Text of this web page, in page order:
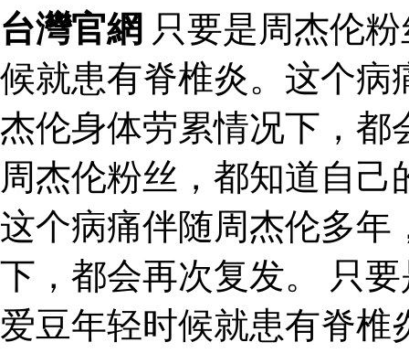
台灣官網 只要是周杰伦
候就患有脊椎炎。这个病
杰伦身体劳累情况下，
周杰伦粉丝，都知道自
这个病痛伴随周杰伦多年
下，都会再次复发。 只
爱豆年轻时候就患有脊椎